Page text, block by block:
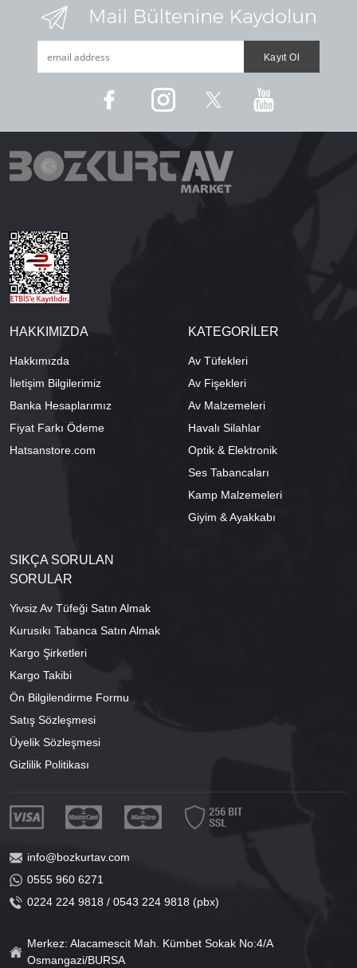
HAKKIMIZDA
Hakkımızda
İletişim Bilgilerimiz
Banka Hesaplarımız
Fiyat Farkı Ödeme
Hatsanstore.com
KATEGORİLER
Av Tüfekleri
Av Fişekleri
Av Malzemeleri
Havalı Silahlar
Optik & Elektronik
Ses Tabancaları
Kamp Malzemeleri
Giyim & Ayakkabı
SIKÇA SORULAN
SORULAR
Yivsiz Av Tüfeği Satın Almak
Kurusıkı Tabanca Satın Almak
Kargo Şirketleri
Kargo Takibi
Ön Bilgilendirme Formu
Satış Sözleşmesi
Üyelik Sözleşmesi
Gizlilik Politikası
info@bozkurtav.com
0555 960 6271
0224 224 9818 / 0543 224 9818 (pbx)
Merkez: Alacamescit Mah. Kümbet Sokak No:4/A
Osmangazi/BURSA